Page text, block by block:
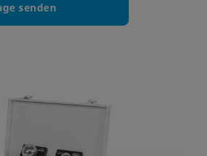
senden